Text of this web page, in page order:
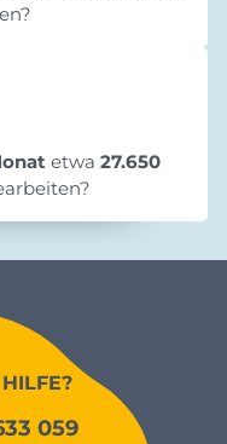
etwa 27.650
059